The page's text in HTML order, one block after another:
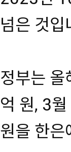
넘은 것입
정부는
억 원, 3
원을 한은